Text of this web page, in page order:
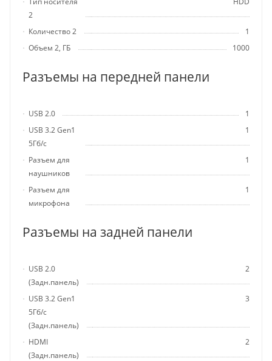
2
Количество 2
1
Объем 2, ГБ
1000
Разъемы на передней панели
USB 2.0
1
USB 3.2 Gen1
5Гб/с
1
Разъем для
наушников
1
Разъем для
микрофона
1
Разъемы на задней панели
USB 2.0
(Задн.панель)
2
USB 3.2 Gen1
5Гб/с
(Задн.панель)
3
HDMI
(Задн.панель)
2